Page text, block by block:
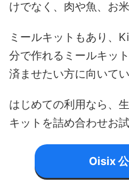
けでなく、肉や魚、お
ミールキットもあり、
分で作れるミールキッ
済ませたい方に向いてい
はじめての利用なら、
キットを詰め合わせお
Oisix